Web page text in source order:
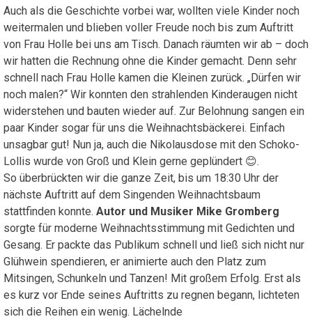
Auch als die Geschichte vorbei war, wollten viele Kinder noch
weitermalen und blieben voller Freude noch bis zum Auftritt
von Frau Holle bei uns am Tisch. Danach räumten wir ab – doch
wir hatten die Rechnung ohne die Kinder gemacht. Denn sehr
schnell nach Frau Holle kamen die Kleinen zurück. „Dürfen wir
noch malen?“ Wir konnten den strahlenden Kinderaugen nicht
widerstehen und bauten wieder auf. Zur Belohnung sangen ein
paar Kinder sogar für uns die Weihnachtsbäckerei. Einfach
unsagbar gut! Nun ja, auch die Nikolausdose mit den Schoko-
Lollis wurde von Groß und Klein gerne geplündert 😊.
So überbrückten wir die ganze Zeit, bis um 18:30 Uhr der
nächste Auftritt auf dem Singenden Weihnachtsbaum
stattfinden konnte. Autor und Musiker Mike Gromberg
sorgte für moderne Weihnachtsstimmung mit Gedichten und
Gesang. Er packte das Publikum schnell und ließ sich nicht nur
Glühwein spendieren, er animierte auch den Platz zum
Mitsingen, Schunkeln und Tanzen! Mit großem Erfolg. Erst als
es kurz vor Ende seines Auftritts zu regnen begann, lichteten
sich die Reihen ein wenig. Lächelnde